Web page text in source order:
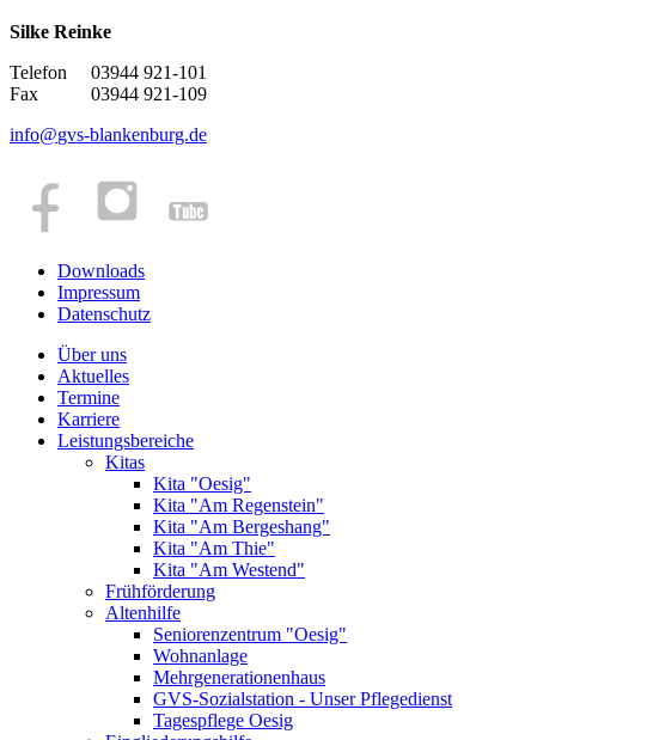
Silke Reinke
Telefon 03944 921-101
Fax 03944 921-109
info@gvs-blankenburg.de
Downloads
Impressum
Datenschutz
Über uns
Aktuelles
Termine
Karriere
Leistungsbereiche
Kitas
Kita "Oesig"
Kita "Am Regenstein"
Kita "Am Bergeshang"
Kita "Am Thie"
Kita "Am Westend"
Frühförderung
Altenhilfe
Seniorenzentrum "Oesig"
Wohnanlage
Mehrgenerationenhaus
GVS-Sozialstation - Unser Pflegedienst
Tagespflege Oesig